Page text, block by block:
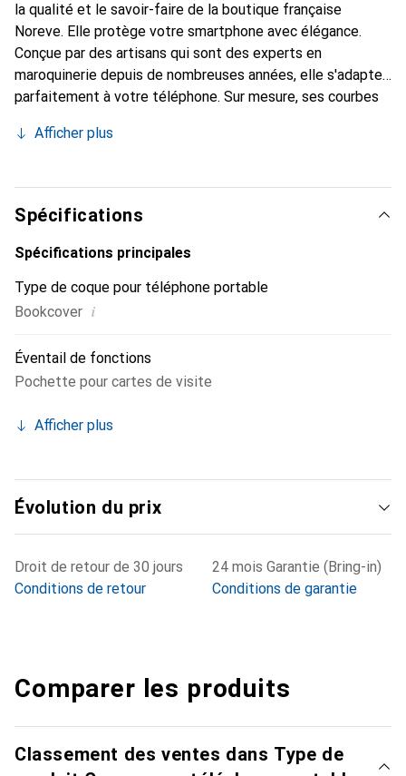
la qualité et le savoir-faire de la boutique française
Noreve. Elle protège votre smartphone avec élégance.
Conçue par des artisans qui sont des experts en
maroquinerie depuis de nombreuses années, elle s'adapte
parfaitement à votre téléphone. Sur mesure, ses courbes
devient un accessoire chic et indispensable pour votre
internationalement pour ses produits de haute qualité et
constitue un choix sûr pour une clientèle exigeante.
Afficher plus
Spécifications
Spécifications principales
Type de coque pour téléphone portable
Bookcover i
Éventail de fonctions
Pochette pour cartes de visite
Afficher plus
Évolution du prix
Droit de retour de 30 jours
Conditions de retour
24 mois Garantie (Bring-in)
Conditions de garantie
Comparer les produits
Classement des ventes dans Type de